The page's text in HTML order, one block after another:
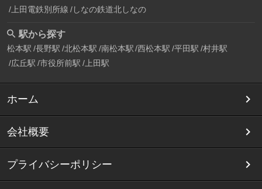
上田電鉄別所線 しなの鉄道北しなの
駅から探す
松本駅 長野駅 北松本駅 南松本駅 西松本駅 平田駅 村井駅
広丘駅 市役所前駅 上田駅
ホーム
会社概要
プライバシーポリシー